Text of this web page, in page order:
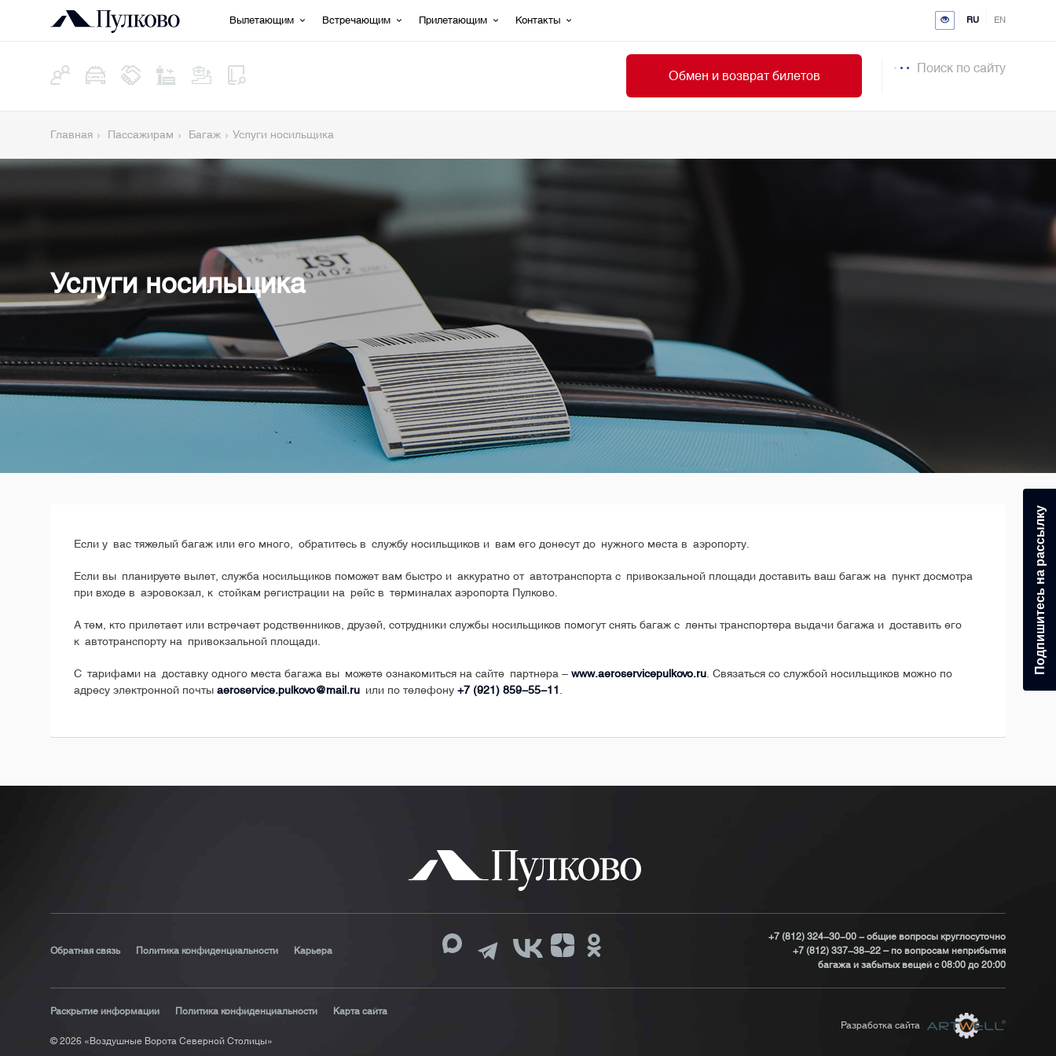
Вылетающим Встречающим Прилетающим Контакты RU EN
Обмен и возврат билетов
Поиск по сайту
Главная Пассажирам Багаж Услуги носильщика
Услуги носильщика
Если у вас тяжелый багаж или его много, обратитесь в службу носильщиков и вам его донесут до нужного места в аэропорту.
Если вы планируете вылет, служба носильщиков поможет вам быстро и аккуратно от автотранспорта с привокзальной площади доставить ваш багаж на пункт досмотра
при входе в аэровокзал, к стойкам регистрации на рейс в терминалах аэропорта Пулково.
А тем, кто прилетает или встречает родственников, друзей, сотрудники службы носильщиков помогут снять багаж с ленты транспортера выдачи багажа и доставить его
к автотранспорту на привокзальной площади.
С тарифами на доставку одного места багажа вы можете ознакомиться на сайте партнера – www.aeroservicepulkovo.ru . Связаться со службой носильщиков можно по
адресу электронной почты aeroservice.pulkovo@mail.ru или по телефону +7 (921) 859-55-11
Обратная связь Политика конфиденциальности Карьера
+7 (812) 324-30-00 - общие вопросы круглосуточно
+7 (812) 337-38-22 – по вопросам неприбытия
багажа и забытых вещей с 08:00 до 20:00
Раскрытие информации Политика конфиденциальности Карта сайта
© 2026 «Воздушные Ворота Северной Столицы»
Разработка сайта
Подпишитесь на рассылку